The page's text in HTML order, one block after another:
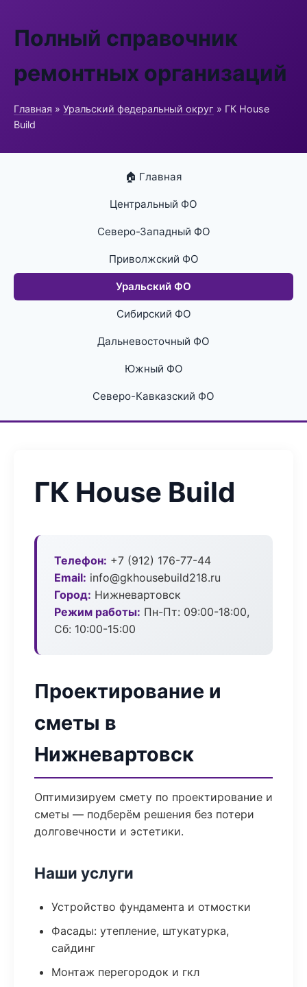
Полный справочник
ремонтных организаций
Главная » Уральский федеральный округ » ГК House
Build
🏠 Главная
Центральный ФО
Северо-Западный ФО
Приволжский ФО
Уральский ФО
Сибирский ФО
Дальневосточный ФО
Южный ФО
Северо-Кавказский ФО
ГК House Build
Телефон: +7 (912) 176-77-44
Email: info@gkhousebuild218.ru
Город: Нижневартовск
Режим работы: Пн-Пт: 09:00-18:00,
Сб: 10:00-15:00
Проектирование и
сметы в
Нижневартовск
Оптимизируем смету по проектирование и
сметы — подберём решения без потери
долговечности и эстетики.
Наши услуги
Устройство фундамента и отмостки
Фасады: утепление, штукатурка,
сайдинг
Монтаж перегородок и гкл